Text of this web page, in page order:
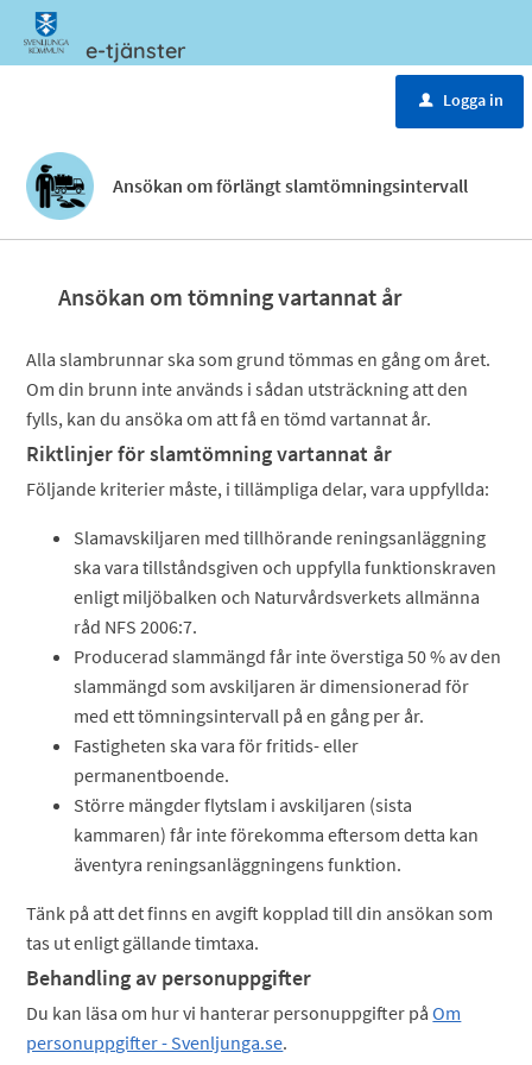
e-tjänster
u Logga in
Ansökan om förlängt slamtömningsintervall
Ansökan om tömning vartannat år
Alla slambrunnar ska som grund tömmas en gång om året.
Om din brunn inte används i sådan utsträckning att den
fylls, kan du ansöka om att få en tömd vartannat år.
Riktlinjer för slamtömning vartannat år
Följande kriterier måste, i tillämpliga delar, vara uppfyllda:
Slamavskiljaren med tillhörande reningsanläggning
ska vara tillståndsgiven och uppfylla funktionskraven
enligt miljöbalken och Naturvårdsverkets allmänna
råd NFS 2006:7.
Producerad slammängd får inte överstiga 50 % av den
slammängd som avskiljaren är dimensionerad för
med ett tömningsintervall på en gång per år.
Fastigheten ska vara för fritids- eller
permanentboende.
Större mängder flytslam i avskiljaren (sista
kammaren) får inte förekomma eftersom detta kan
äventyra reningsanläggningens funktion.
Tänk på att det finns en avgift kopplad till din ansökan som
tas ut enligt gällande timtaxa.
Behandling av personuppgifter
Du kan läsa om hur vi hanterar personuppgifter påOm
personuppgifter - Svenljunga.se.